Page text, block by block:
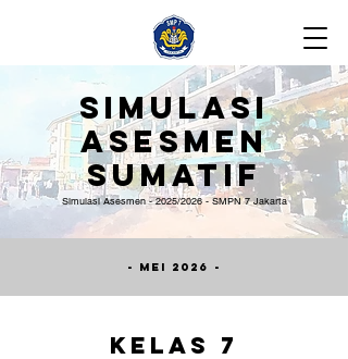
Simulasi
Asesmen
Sumatif
Simulasi Asesmen - 2025/2026 - SMPN 7 Jakarta
- Mei 2026 -
Kelas 7